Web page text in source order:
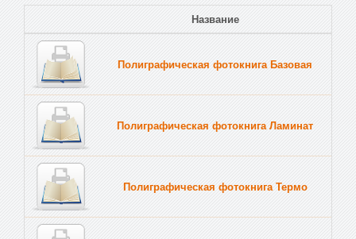
Название
Полиграфическая фотокнига Базовая
Полиграфическая фотокнига Ламинат
Полиграфическая фотокнига Термо